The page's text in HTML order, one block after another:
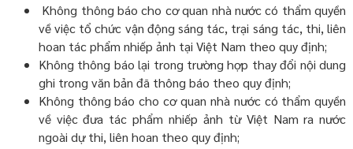
Không thông báo cho cơ quan nhà nước có thẩm quyền
về việc tổ chức vận động sáng tác, trại sáng tác, thi, liên
hoan tác phẩm nhiếp ảnh tại Việt Nam theo quy định;
Không thông báo lại trong trường hợp thay đổi nội dung
ghi trong văn bản đã thông báo theo quy định;
Không thông báo cho cơ quan nhà nước có thẩm quyền
về việc đưa tác phẩm nhiếp ảnh từ Việt Nam ra nước
ngoài dự thi, liên hoan theo quy định;